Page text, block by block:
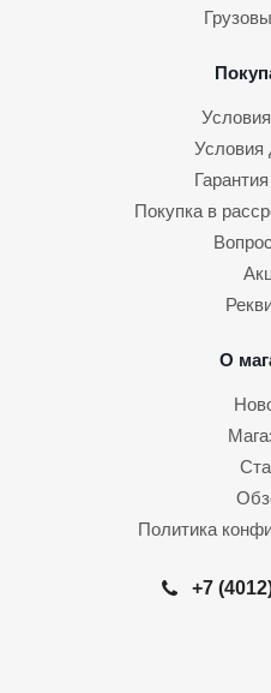
Условия
Покупка в
О
Политика
+7